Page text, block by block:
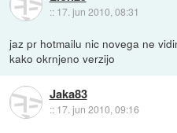
:: 17. jun 2010, 08:31
jaz pr hotmailu nic novega ne
kako okrnjeno verzijo
Jaka83
:: 17. jun 2010, 09:16